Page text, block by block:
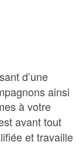
d’une
ainsi
à votre
avant tout
et travaille